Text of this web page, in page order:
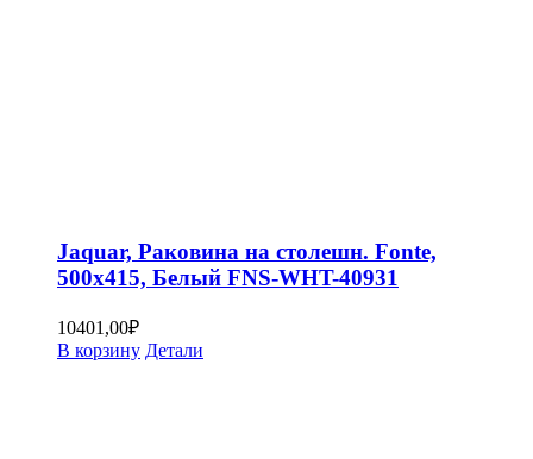
Jaquar, Раковина на столешн. Fonte,
500х415, Белый FNS-WHT-40931
10401,00₽
В корзину Детали